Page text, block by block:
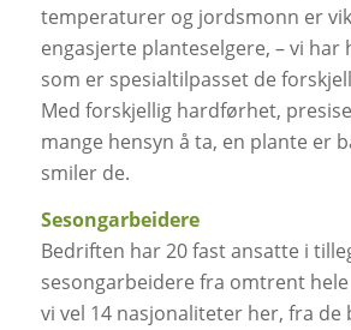
temperaturer og jordsmonn er
engasjerte planteselgere, – vi har
som er spesialtilpasset de
Med forskjellig hardførhet,
mange hensyn å ta, en plante er
smiler de.
Sesongarbeidere
Bedriften har 20 fast ansatte i
sesongarbeidere fra omtrent
vi vel 14 nasjonaliteter her, fra de